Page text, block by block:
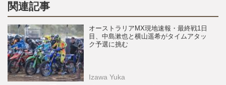
関連記事
オーストラリアMX現地速報・最終戦1日
目、中島漱也と横山遥希がタイムアタッ
ク予選に挑む
Izawa Yuka